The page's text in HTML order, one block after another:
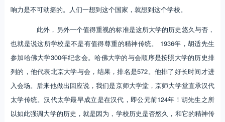
响力是不可动摇的。人们一想到这个国家，就想到这个学校。
此外，另外一个值得重视的标准是这所大学的历史悠久与否，
也就是说这所学校是不是有值得尊重的精神传统。 1936年，胡适先生
参加哈佛大学300年纪念会。哈佛大学的与会顺序是按照大学的历史排
列的，他代表北京大学与会，结果，排名是572。他排了好长时间才进
入会场。后来他做出回应说，我们是京师大学堂，京师大学堂直承汉代
太学传统。汉代太学最早成立是在汉代，即公元前124年！胡先生之所
以如此强调大学的历史，就是因为，学校历史是否悠久，和它的精神传